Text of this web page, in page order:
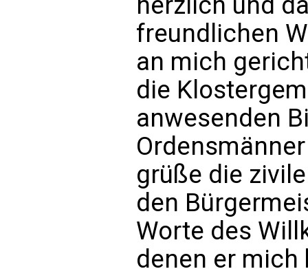
freundlichen
an mich
die
anwesenden
grüße die
den
Worte des
denen er